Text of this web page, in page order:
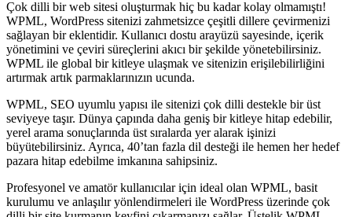
Çok dilli bir web sitesi oluşturmak hiç bu kadar kolay olmamıştı!
WPML, WordPress sitenizi zahmetsizce çeşitli dillere çevirmenizi
sağlayan bir eklentidir. Kullanıcı dostu arayüzü sayesinde, içerik
yönetimini ve çeviri süreçlerini akıcı bir şekilde yönetebilirsiniz.
WPML ile global bir kitleye ulaşmak ve sitenizin erişilebilirliğini
artırmak artık parmaklarınızın ucunda.
WPML, SEO uyumlu yapısı ile sitenizi çok dilli destekle bir üst
seviyeye taşır. Dünya çapında daha geniş bir kitleye hitap edebilir,
yerel arama sonuçlarında üst sıralarda yer alarak işinizi
büyütebilirsiniz. Ayrıca, 40’tan fazla dil desteği ile hemen her hedef
pazara hitap edebilme imkanına sahipsiniz.
Profesyonel ve amatör kullanıcılar için ideal olan WPML, basit
kurulumu ve anlaşılır yönlendirmeleri ile WordPress üzerinde çok